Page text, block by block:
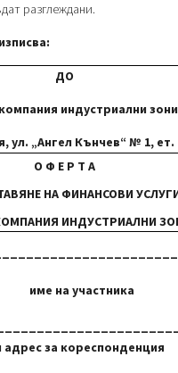
разглеждани.
ДО
индустриални
ул. „Ангел Кънчев“ № 1, ет.
О Ф Е Р Т А
НА ФИНАНСОВИ
ИНДУСТРИАЛНИ
име на участника
адрес за кореспонденция